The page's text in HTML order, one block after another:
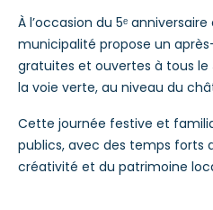
À l’occasion du 5ᵉ
municipalité propose un
gratuites et ouvertes à tous le
la voie verte, au niveau du
Cette journée festive et
publics, avec des temps forts
créativité et du patrimoine